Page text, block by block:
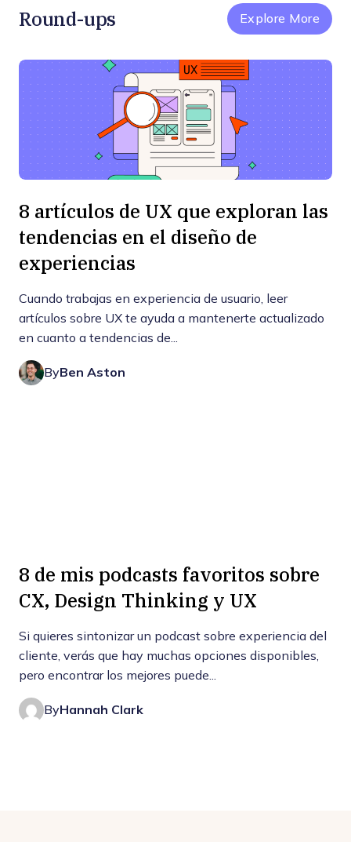
Round-ups Explore More
8 artículos de UX que exploran las
tendencias en el diseño de
experiencias
Cuando trabajas en experiencia de usuario, leer
artículos sobre UX te ayuda a mantenerte actualizado
en cuanto a tendencias de...
ByBen Aston
8 de mis podcasts favoritos sobre
CX, Design Thinking y UX
Si quieres sintonizar un podcast sobre experiencia del
cliente, verás que hay muchas opciones disponibles,
pero encontrar los mejores puede...
ByHannah Clark